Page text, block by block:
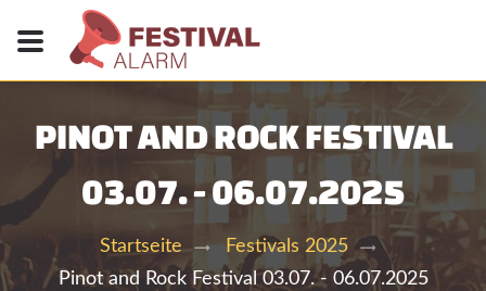
PINOT AND ROCK FESTIVAL
03.07. - 06.07.2025
Startseite
Festivals 2025
Pinot and Rock Festival 03.07. - 06.07.2025